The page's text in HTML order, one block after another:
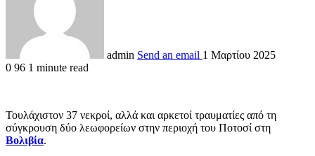
admin Send an email 1 Μαρτίου 2025
0 96 1 minute read
Τουλάχιστον 37 νεκροί, αλλά και αρκετοί τραυματίες από τη
σύγκρουση δύο λεωφορείων στην περιοχή του Ποτοσί στη
Βολιβία.